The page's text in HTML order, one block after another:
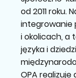
od 2011 roku.
integrowanie
i okolicach, a
języka i
OPA realizuje